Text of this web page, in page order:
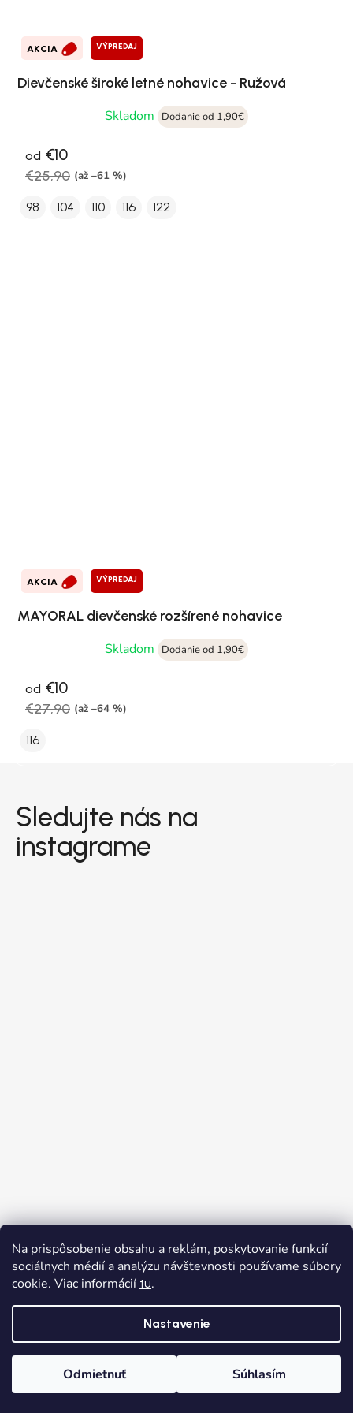
Na prispôsobenie obsahu a reklám, poskytovanie funkcií
sociálnych médií a analýzu návštevnosti používame súbory
cookie. Viac informácií tu.
Nastavenie
Odmietnuť Súhlasím
AKCIA VÝPREDAJ
Dievčenské široké letné nohavice - Ružová
Skladom
Dodanie od 1,90€
od €10
€25,90 (až –61 %)
98 104 110 116 122
AKCIA VÝPREDAJ
MAYORAL dievčenské rozšírené nohavice
Skladom
Dodanie od 1,90€
od €10
€27,90 (až –64 %)
116
Sledujte nás na
instagrame